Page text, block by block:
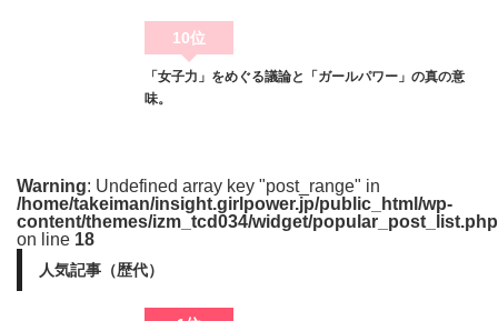
10位
「女子力」をめぐる議論と「ガールパワー」の真の意
味。
Warning: Undefined array key "post_range" in
/home/takeiman/insight.girlpower.jp/public_html/wp-
content/themes/izm_tcd034/widget/popular_post_list.php
on line 18
人気記事（歴代）